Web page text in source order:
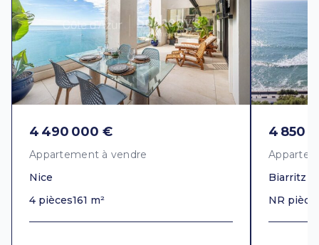
4 490 000 €
Appartement à vendre
Nice
4 pièces161 m²
4 850
Biarritz
NR pièce